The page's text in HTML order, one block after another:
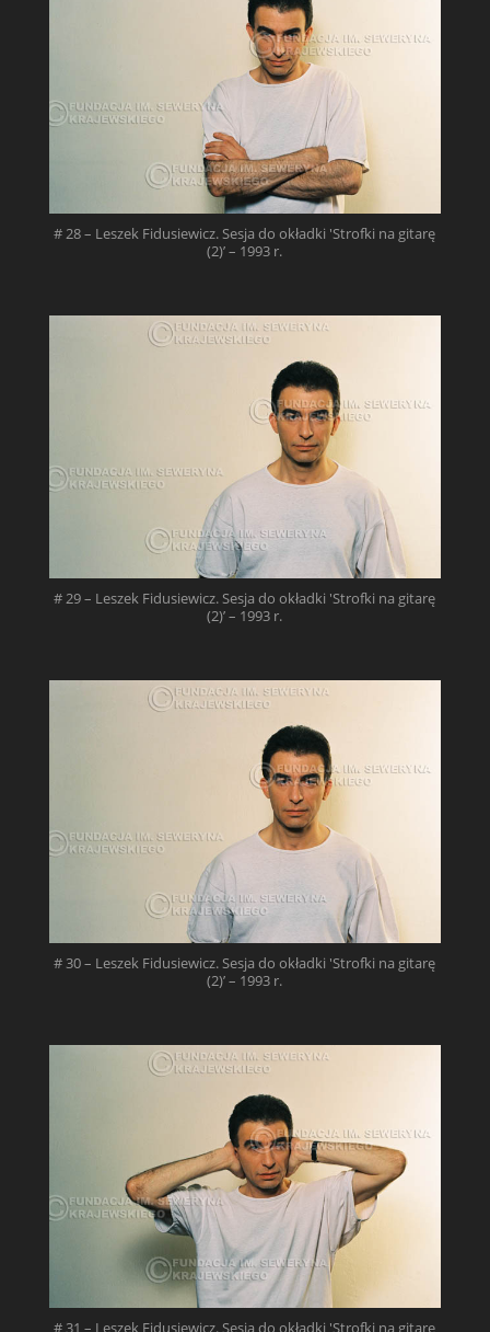
# 28 – Leszek Fidusiewicz. Sesja do okładki 'Strofki na gitarę
(2)’ – 1993 r.
# 29 – Leszek Fidusiewicz. Sesja do okładki 'Strofki na gitarę
(2)’ – 1993 r.
# 30 – Leszek Fidusiewicz. Sesja do okładki 'Strofki na gitarę
(2)’ – 1993 r.